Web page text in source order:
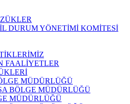
DURUM YÖNETİMİ KOMİTESİ
FAALİYETLER
MÜDÜRLÜĞÜ
BÖLGE MÜDÜRLÜĞÜ
MÜDÜRLÜĞÜ